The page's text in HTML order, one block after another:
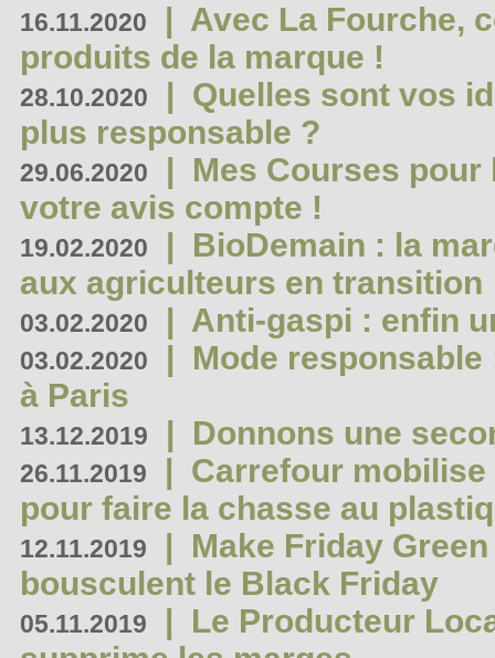
16.11.2020 | Avec La Fourche,
produits de la marque !
28.10.2020 | Quelles sont vos
plus responsable ?
29.06.2020 | Mes Courses pour
votre avis compte !
19.02.2020 | BioDemain : la
aux agriculteurs en transition
03.02.2020 | Anti-gaspi : enfin
03.02.2020 | Mode
à Paris
13.12.2019 | Donnons une
26.11.2019 | Carrefour
pour faire la chasse au
12.11.2019 | Make Friday
bousculent le Black Friday
05.11.2019 | Le Producteur